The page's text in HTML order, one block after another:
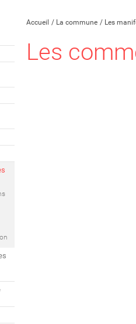
Accueil La commune Les
Les